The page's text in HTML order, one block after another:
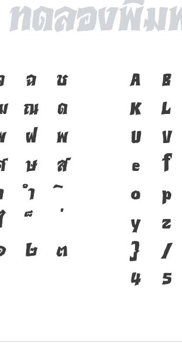
ฉ
ช
ณ
ด
ฝ
พ
ษ
ส
ำ
๒
๓
A B
K
L
U
V
e
f
o
p
y
z
}
/
4
5
ภาษา
ชาติดำ
ของช
เครื่อ
ตัวพิม
คือ โค
ของช